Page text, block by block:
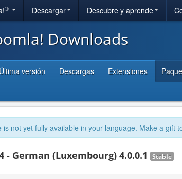
® Descargar Descubre y aprende
Downloads
Última versión Descargas Extensiones
is not yet fully available in your language. Make a gift
- German (Luxembourg) 4.0.0.1 Stable